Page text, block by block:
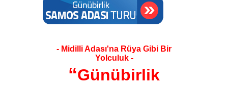
- Midilli Adası'na Rüya Gibi Bir
Yolculuk -
“Günübirlik